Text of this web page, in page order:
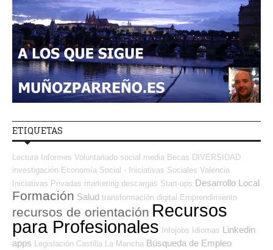
ETIQUETAS
Lectura Informes Voluntariado social media Becas DIVERSIDAD
investigación Economía Social - Iniciativas Sociales Valencia
Iniciativas Privadas marketing descargas Start-ups Desarrollo Local
Formación Salud transformación digital Emprendimiento
recursos de orientación Recursos
para Profesionales
Infojobs Idiomas Linkedin
apps
Legislación Castilla La Mancha Búsqueda de Empleo